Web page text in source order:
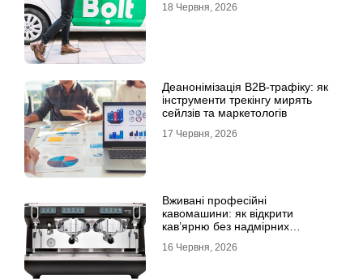
18 Червня, 2026
Деанонімізація B2B-трафіку: як
інструменти трекінгу мирять
сейлзів та маркетологів
17 Червня, 2026
Вживані професійні
кавомашини: як відкрити
кав’ярню без надмірних
16 Червня, 2026